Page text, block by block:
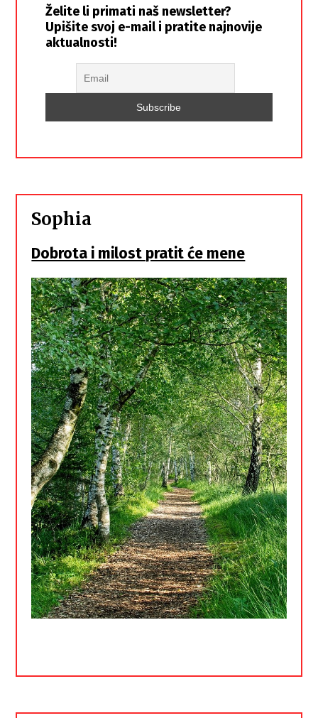
Želite li primati naš newsletter?
Upišite svoj e-mail i pratite najnovije
aktualnosti!
Sophia
Dobrota i milost pratit će mene